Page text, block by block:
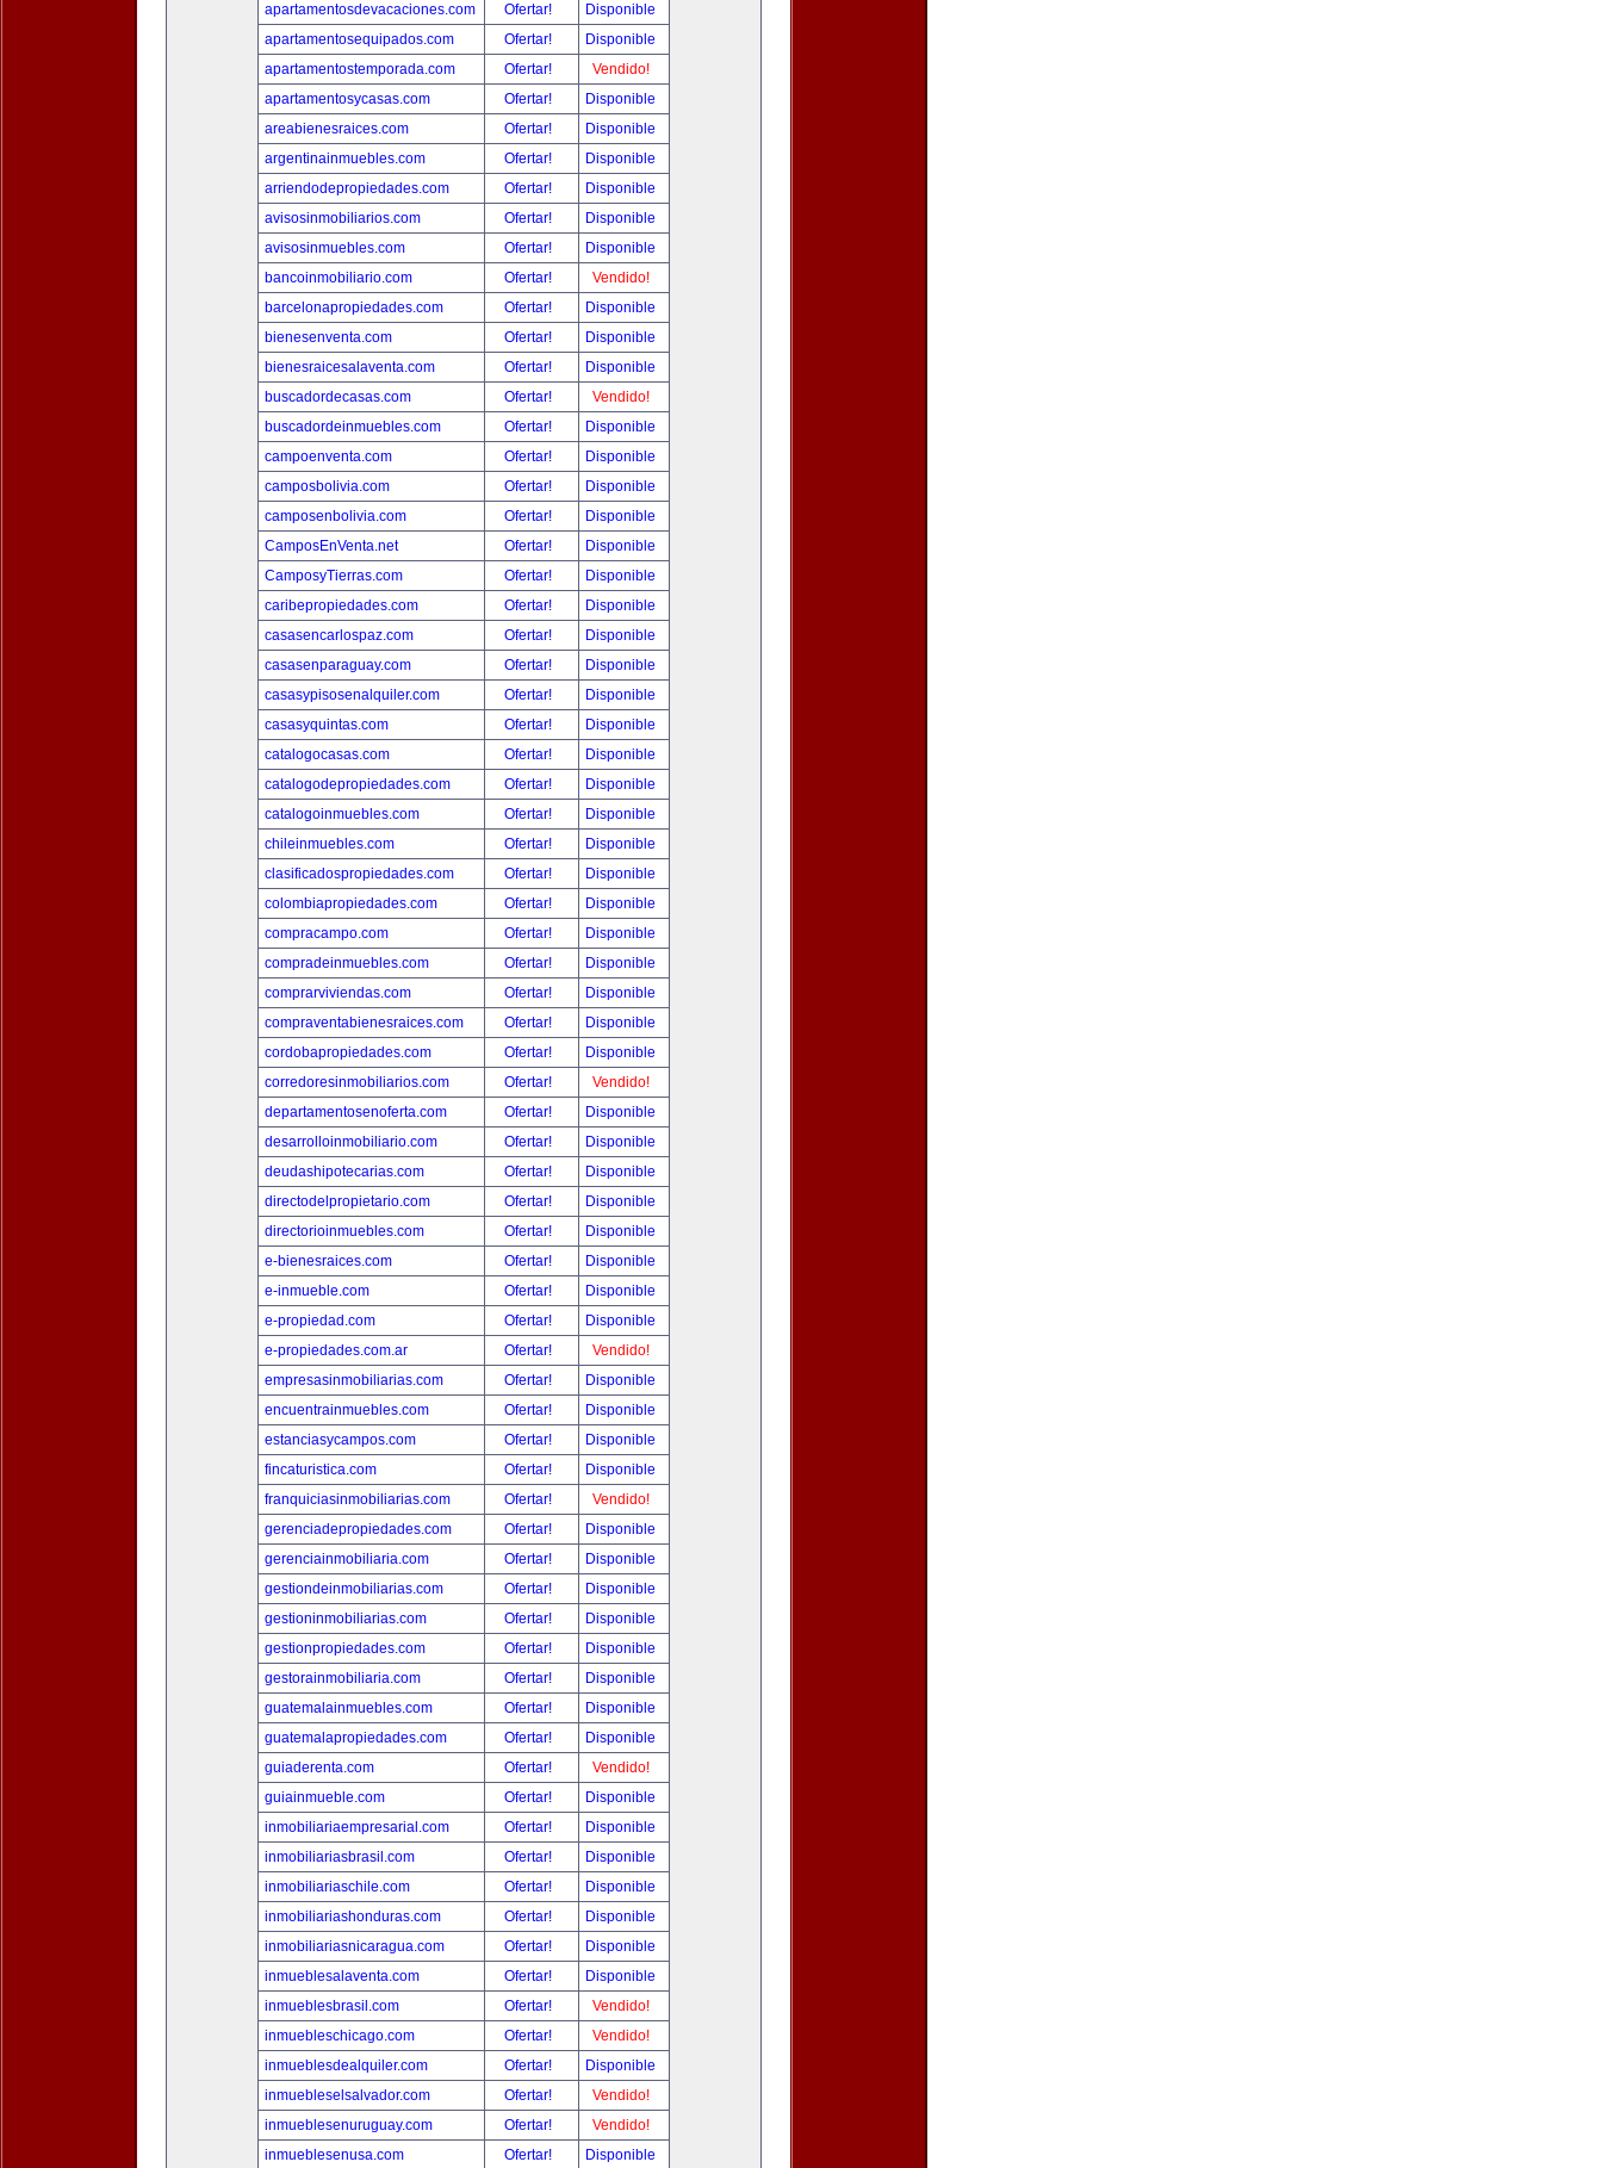
apartamentosdevacaciones.com
Ofertar!
Disponible
apartamentosequipados.com
Ofertar!
Disponible
apartamentostemporada.com
Ofertar!
Vendido!
apartamentosycasas.com
Ofertar!
Disponible
areabienesraices.com
Ofertar!
Disponible
argentinainmuebles.com
Ofertar!
Disponible
arriendodepropiedades.com
Ofertar!
Disponible
avisosinmobiliarios.com
Ofertar!
Disponible
avisosinmuebles.com
Ofertar!
Disponible
bancoinmobiliario.com
Ofertar!
Vendido!
barcelonapropiedades.com
Ofertar!
Disponible
bienesenventa.com
Ofertar!
Disponible
bienesraicesalaventa.com
Ofertar!
Disponible
buscadordecasas.com
Ofertar!
Vendido!
buscadordeinmuebles.com
Ofertar!
Disponible
campoenventa.com
Ofertar!
Disponible
camposbolivia.com
Ofertar!
Disponible
camposenbolivia.com
Ofertar!
Disponible
CamposEnVenta.net
Ofertar!
Disponible
CamposyTierras.com
Ofertar!
Disponible
caribepropiedades.com
Ofertar!
Disponible
casasencarlospaz.com
Ofertar!
Disponible
casasenparaguay.com
Ofertar!
Disponible
casasypisosenalquiler.com
Ofertar!
Disponible
casasyquintas.com
Ofertar!
Disponible
catalogocasas.com
Ofertar!
Disponible
catalogodepropiedades.com
Ofertar!
Disponible
catalogoinmuebles.com
Ofertar!
Disponible
chileinmuebles.com
Ofertar!
Disponible
clasificadospropiedades.com
Ofertar!
Disponible
colombiapropiedades.com
Ofertar!
Disponible
compracampo.com
Ofertar!
Disponible
compradeinmuebles.com
Ofertar!
Disponible
comprarviviendas.com
Ofertar!
Disponible
compraventabienesraices.com
Ofertar!
Disponible
cordobapropiedades.com
Ofertar!
Disponible
corredoresinmobiliarios.com
Ofertar!
Vendido!
departamentosenoferta.com
Ofertar!
Disponible
desarrolloinmobiliario.com
Ofertar!
Disponible
deudashipotecarias.com
Ofertar!
Disponible
directodelpropietario.com
Ofertar!
Disponible
directorioinmuebles.com
Ofertar!
Disponible
e-bienesraices.com
Ofertar!
Disponible
e-inmueble.com
Ofertar!
Disponible
e-propiedad.com
Ofertar!
Disponible
e-propiedades.com.ar
Ofertar!
Vendido!
empresasinmobiliarias.com
Ofertar!
Disponible
encuentrainmuebles.com
Ofertar!
Disponible
estanciasycampos.com
Ofertar!
Disponible
fincaturistica.com
Ofertar!
Disponible
franquiciasinmobiliarias.com
Ofertar!
Vendido!
gerenciadepropiedades.com
Ofertar!
Disponible
gerenciainmobiliaria.com
Ofertar!
Disponible
gestiondeinmobiliarias.com
Ofertar!
Disponible
gestioninmobiliarias.com
Ofertar!
Disponible
gestionpropiedades.com
Ofertar!
Disponible
gestorainmobiliaria.com
Ofertar!
Disponible
guatemalainmuebles.com
Ofertar!
Disponible
guatemalapropiedades.com
Ofertar!
Disponible
guiaderenta.com
Ofertar!
Vendido!
guiainmueble.com
Ofertar!
Disponible
inmobiliariaempresarial.com
Ofertar!
Disponible
inmobiliariasbrasil.com
Ofertar!
Disponible
inmobiliariaschile.com
Ofertar!
Disponible
inmobiliariashonduras.com
Ofertar!
Disponible
inmobiliariasnicaragua.com
Ofertar!
Disponible
inmueblesalaventa.com
Ofertar!
Disponible
inmueblesbrasil.com
Ofertar!
Vendido!
inmuebleschicago.com
Ofertar!
Vendido!
inmueblesdealquiler.com
Ofertar!
Disponible
inmuebleselsalvador.com
Ofertar!
Vendido!
inmueblesenuruguay.com
Ofertar!
Vendido!
inmueblesenusa.com
Ofertar! Disponible